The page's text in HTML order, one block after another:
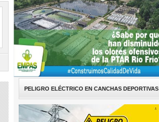
PELIGRO ELÉCTRICO EN CANCHAS DEPORTIVAS